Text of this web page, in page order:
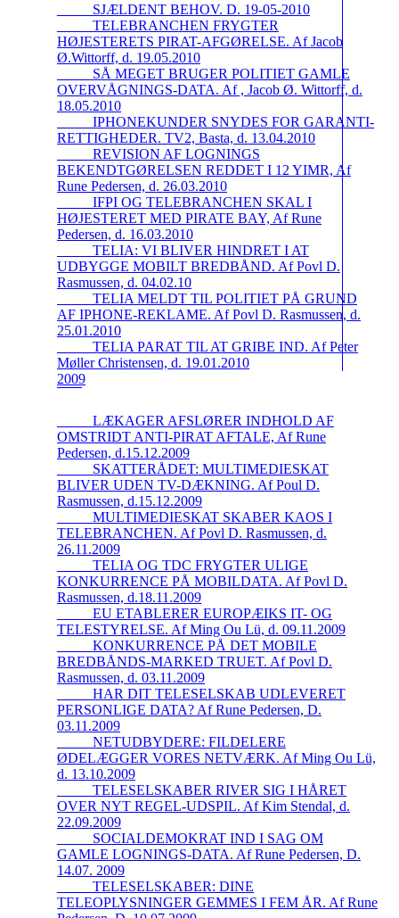
_____SJÆLDENT BEHOV. D. 19-05-2010
_____TELEBRANCHEN FRYGTER
HØJESTERETS PIRAT-AFGØRELSE. Af Jacob
Ø.Wittorff, d. 19.05.2010
_____SÅ MEGET BRUGER POLITIET GAMLE
OVERVÅGNINGS-DATA. Af , Jacob Ø. Wittorff, d.
18.05.2010
_____IPHONEKUNDER SNYDES FOR GARANTI-
RETTIGHEDER. TV2, Basta, d. 13.04.2010
_____REVISION AF LOGNINGS
BEKENDTGØRELSEN REDDET I 12 YIMR, Af
Rune Pedersen, d. 26.03.2010
_____IFPI OG TELEBRANCHEN SKAL I
HØJESTERET MED PIRATE BAY, Af Rune
Pedersen, d. 16.03.2010
_____TELIA: VI BLIVER HINDRET I AT
UDBYGGE MOBILT BREDBÅND. Af Povl D.
Rasmussen, d. 04.02.10
_____TELIA MELDT TIL POLITIET PÅ GRUND
AF IPHONE-REKLAME. Af Povl D. Rasmussen, d.
25.01.2010
_____TELIA PARAT TIL AT GRIBE IND. Af Peter
Møller Christensen, d. 19.01.2010
2009
_____LÆKAGER AFSLØRER INDHOLD AF
OMSTRIDT ANTI-PIRAT AFTALE, Af Rune
Pedersen, d.15.12.2009
_____SKATTERÅDET: MULTIMEDIESKAT
BLIVER UDEN TV-DÆKNING. Af Poul D.
Rasmussen, d.15.12.2009
_____MULTIMEDIESKAT SKABER KAOS I
TELEBRANCHEN. Af Povl D. Rasmussen, d.
26.11.2009
_____TELIA OG TDC FRYGTER ULIGE
KONKURRENCE PÅ MOBILDATA. Af Povl D.
Rasmussen, d.18.11.2009
_____EU ETABLERER EUROPÆIKS IT- OG
TELESTYRELSE. Af Ming Ou Lü, d. 09.11.2009
_____KONKURRENCE PÅ DET MOBILE
BREDBÅNDS-MARKED TRUET. Af Povl D.
Rasmussen, d. 03.11.2009
_____HAR DIT TELESELSKAB UDLEVERET
PERSONLIGE DATA? Af Rune Pedersen, D.
03.11.2009
_____NETUDBYDERE: FILDELERE
ØDELÆGGER VORES NETVÆRK. Af Ming Ou Lü,
d. 13.10.2009
_____TELESELSKABER RIVER SIG I HÅRET
OVER NYT REGEL-UDSPIL. Af Kim Stendal, d.
22.09.2009
_____SOCIALDEMOKRAT IND I SAG OM
GAMLE LOGNINGS-DATA. Af Rune Pedersen, D.
14.07. 2009
_____TELESELSKABER: DINE
TELEOPLYSNINGER GEMMES I FEM ÅR. Af Rune